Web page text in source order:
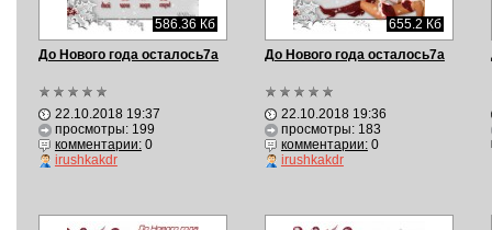
586.36 Кб
До Нового года осталось7а
22.10.2018 19:37
просмотры: 199
комментарии:0
irushkakdr
655.2 Кб
До Нового года осталось7а
22.10.2018 19:36
просмотры: 183
комментарии:0
irushkakdr